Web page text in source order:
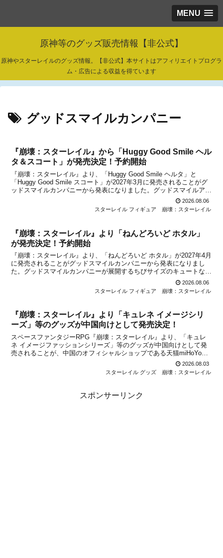
MENU
原神等のグッズ販売情報【非公式】
原神やスターレイルのグッズ情報。【非公式】本サイトはアフィリエイトプログラ
ム・広告による収益を得ています
グッドスマイルカンパニー
『崩壊：スターレイル』から「Huggy Good Smile ヘル
タ＆スコート」が発売決定！予約開始
『崩壊：スターレイル』より、「Huggy Good Smile ヘルタ」と
「Huggy Good Smile スコート」が2027年3月に発売されることがグ
ッドスマイルカンパニーから発表になりました。グッドスマイルアー
ツが手掛けるデフォルメフィギュアの新シリーズ「Huggy Good2026.08.06
スターレイル フィギュア
崩壊：スターレイル
『崩壊：スターレイル』より「ねんどろいど ホタル」
が発売決定！予約開始
『崩壊：スターレイル』より、「ねんどろいど ホタル」が2027年4月
に発売されることがグッドスマイルカンパニーから発表になりまし
た。グッドスマイルカンパニーが展開するちびサイズのキュートなフ
ィギュア『ねんどろいど』シリーズから、『崩壊：スターレイル』よ
り「ねんどろいど キャストリス」や「ねんどろいど...
2026.08.06
スターレイル フィギュア
崩壊：スターレイル
『崩壊：スターレイル』より「キュレネ イメージシリ
ーズ」等のグッズが中国向けとして発売決定！
スペースファンタジーRPG『崩壊：スターレイル』より、「キュレ
ネ イメージファッションシリーズ」等のグッズが中国向けとして発
売されることが、中国のオフィシャルショップである天猫miHoYo旗
舰店と米游铺の通販サイトで発表になりました。いずれのグッズも、
中国公式ショップの天猫miHoYo旗舰店と米游铺...
2026.08.03
スターレイル グッズ
崩壊：スターレイル
スポンサーリンク